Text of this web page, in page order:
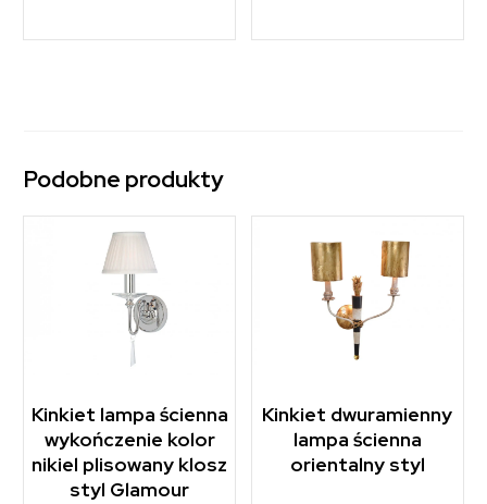
Podobne produkty
Kinkiet lampa ścienna
wykończenie kolor
nikiel plisowany klosz
styl Glamour
Kinkiet dwuramienny
lampa ścienna
orientalny styl